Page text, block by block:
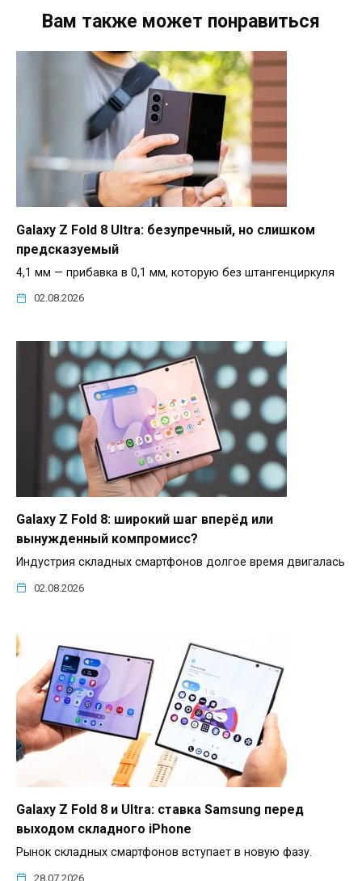
Вам также может понравиться
Galaxy Z Fold 8 Ultra: безупречный, но слишком
предсказуемый
4,1 мм — прибавка в 0,1 мм, которую без штангенциркуля
02.08.2026
Galaxy Z Fold 8: широкий шаг вперёд или
вынужденный компромисс?
Индустрия складных смартфонов долгое время двигалась
02.08.2026
Galaxy Z Fold 8 и Ultra: ставка Samsung перед
выходом складного iPhone
Рынок складных смартфонов вступает в новую фазу.
28.07.2026